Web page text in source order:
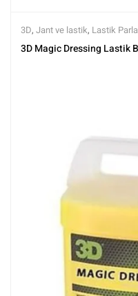
3D, Jant ve lastik, Lastik
Tüm Ürünler,Tüm Ürünler,
3D Magic Dressing Lastik